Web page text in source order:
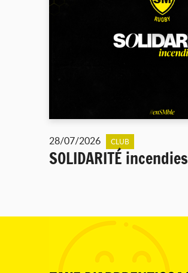
28/07/2026 CLUB
SOLIDARITÉ incendies